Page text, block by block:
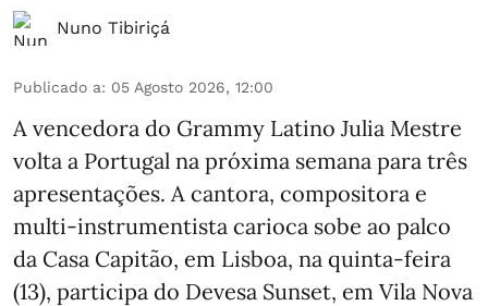
Nuno Tibiriçá
Publicado a: 05 Agosto 2026, 12:00
A vencedora do Grammy Latino Julia Mestre
volta a Portugal na próxima semana para três
apresentações. A cantora, compositora e
multi-instrumentista carioca sobe ao palco
da Casa Capitão, em Lisboa, na quinta-feira
(13), participa do Devesa Sunset, em Vila Nova